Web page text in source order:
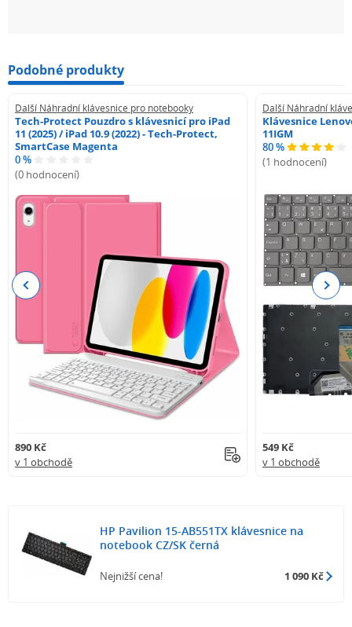
Podobné produkty
Další Náhradní klávesnice pro notebooky
Tech-Protect Pouzdro s klávesnicí pro iPad
11 (2025) / iPad 10.9 (2022) - Tech-Protect,
SmartCase Magenta
0 %
(0 hodnocení)
890 Kč
v 1 obchodě
Další Náhradní
Klávesnice
11IGM
80 %
(1 hodnocení)
549 Kč
v 1 obchodě
Previous Next
HP Pavilion 15-AB551TX klávesnice na
notebook CZ/SK černá
Nejnižší cena! 1 090 Kč